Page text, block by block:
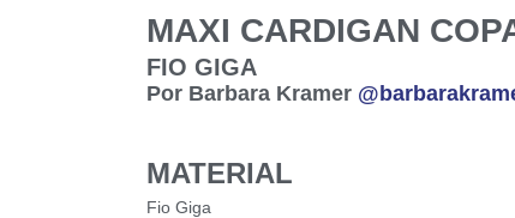
MAXI CARDIGAN
FIO GIGA
Por Barbara Kramer
MATERIAL
Fio Giga